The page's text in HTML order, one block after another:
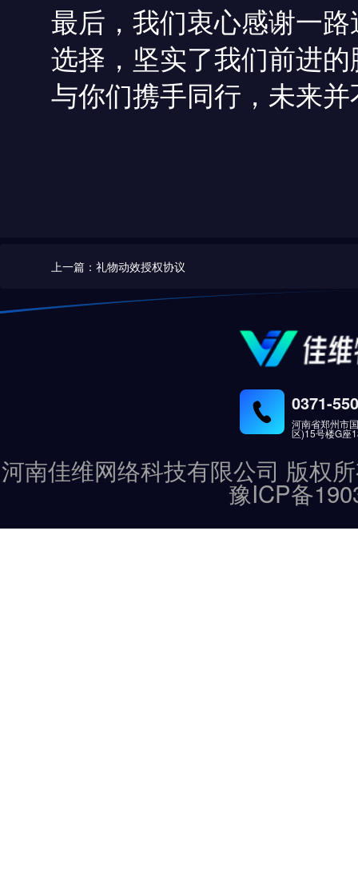
最后，我们衷心感谢一
选择，坚实了我们前进
与你们携手同行，未来
上一篇：礼物动效授权协议
0371-
河南省郑州市
区)15号楼G座
河南佳维网络科技有限公司 版权
豫ICP备